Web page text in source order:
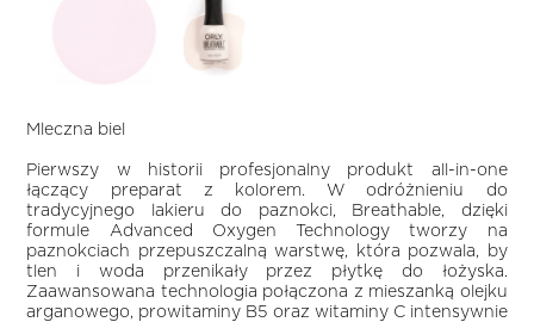
Mleczna biel
Pierwszy w historii profesjonalny produkt all-in-one
łączący preparat z kolorem. W odróżnieniu do
tradycyjnego lakieru do paznokci, Breathable, dzięki
formule Advanced Oxygen Technology tworzy na
paznokciach przepuszczalną warstwę, która pozwala, by
tlen i woda przenikały przez płytkę do łożyska.
Zaawansowana technologia połączona z mieszanką olejku
arganowego, prowitaminy B5 oraz witaminy C intensywnie